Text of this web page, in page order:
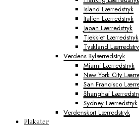
Island Lærredstryk
Italien Lærredstryk
Japan Lærredstryk
Tjekkiet Lærredstryk
Tyskland
Verdens Bylærredstryk
Miami Lærredstryk
New York City
San Francisco
Shanghai
Sydney Lærredstryk
Verdenskort Lærredstryk
Plakater